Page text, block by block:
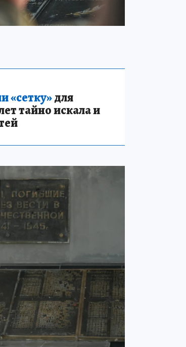
«сетку»для
тайно искала и